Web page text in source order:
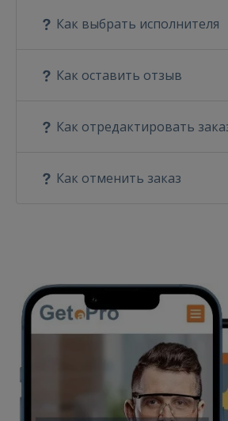
Как выбрать исполнителя
Как оставить отзыв
Как отредактировать
Как отменить заказ